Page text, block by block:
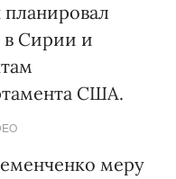
Сирии и
США.
меру